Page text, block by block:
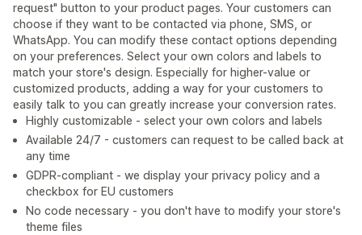
request" button to your product pages. Your customers can
choose if they want to be contacted via phone, SMS, or
WhatsApp. You can modify these contact options depending
on your preferences. Select your own colors and labels to
match your store's design. Especially for higher-value or
customized products, adding a way for your customers to
easily talk to you can greatly increase your conversion rates.
Highly customizable - select your own colors and labels
Available 24/7 - customers can request to be called back at
any time
GDPR-compliant - we display your privacy policy and a
checkbox for EU customers
No code necessary - you don't have to modify your store's
theme files